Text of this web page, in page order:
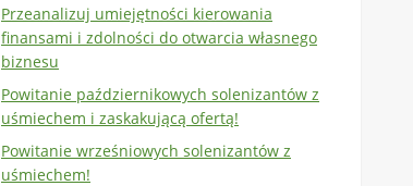
Przeanalizuj umiejętności kierowania
finansami i zdolności do otwarcia własnego
biznesu
Powitanie październikowych solenizantów z
uśmiechem i zaskakującą ofertą!
Powitanie wrześniowych solenizantów z
uśmiechem!